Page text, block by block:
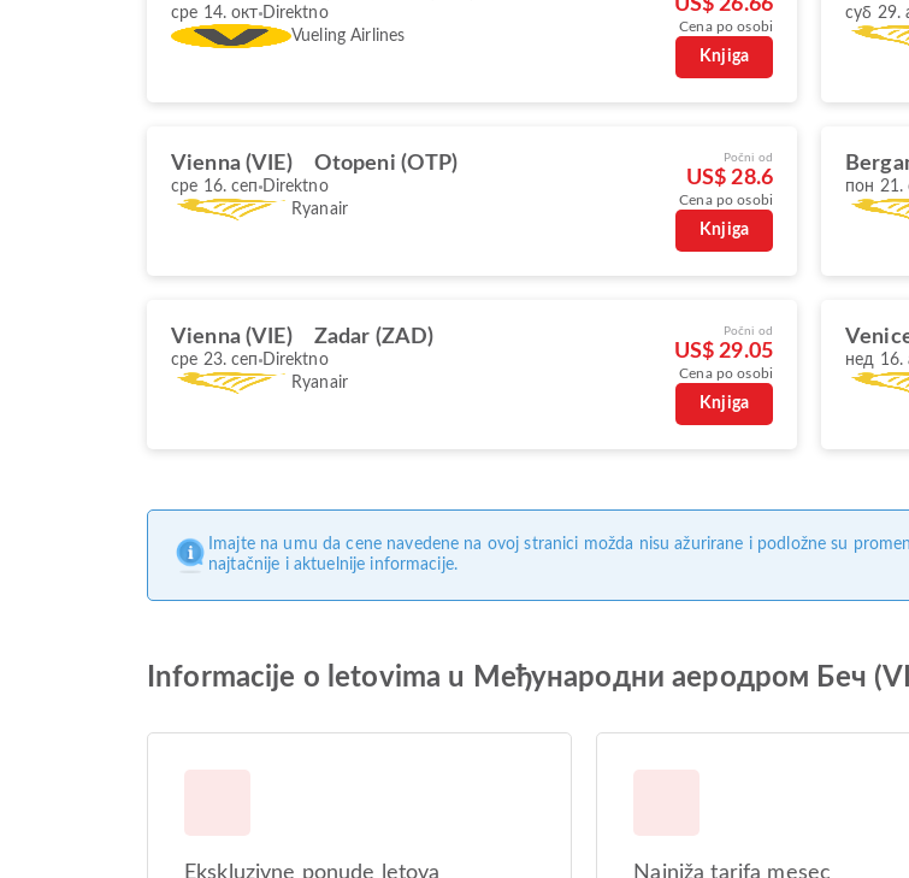
сре 14. окт Direktno
Vueling Airlines
US$ 26.66
Cena po osobi
Knjiga
суб 29.
Vienna (VIE) Otopeni (OTP)
сре 16. сеп Direktno
Ryanair
Počni od
US$ 28.6
Cena po osobi
Knjiga
пон 21.
Vienna (VIE) Zadar (ZAD)
сре 23. сеп Direktno
Ryanair
Počni od
US$ 29.05
Cena po osobi
Knjiga
нед 16.
Imajte na umu da cene navedene na ovoj stranici možda nisu ažurirane i podložne su
najtačnije i aktuelnije informacije.
Informacije o letovima u Међународни аеродром Беч
Ekskluzivne ponude letova Najniža tarifa mesec